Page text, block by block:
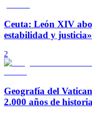
Ceuta: León XIV
estabilidad y justicia»
2
Geografía del
2.000 años de historia